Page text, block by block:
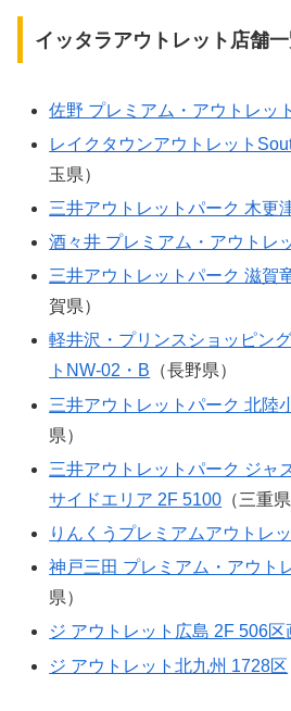
イッタラアウトレット店舗
佐野 プレミアム・アウトレッ
レイクタウンアウトレット
玉県）
三井アウトレットパーク 木更
酒々井 プレミアム・アウトレ
三井アウトレットパーク 滋賀
賀県）
軽井沢・プリンスショッピン
トNW-02・B （長野県）
三井アウトレットパーク 北陸
県）
三井アウトレットパーク ジャ
サイドエリア 2F 5100 （三重県
りんくうプレミアムアウトレ
神戸三田 プレミアム・アウト
県）
ジ アウトレット広島 2F 506区
ジ アウトレット北九州 1728区